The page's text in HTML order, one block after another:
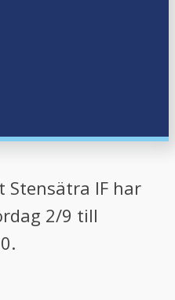
Stensätra IF har
2/9 till